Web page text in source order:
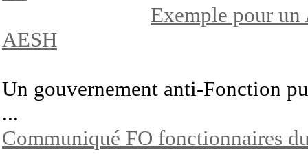
Exemple pour un
AESH
Un gouvernement anti-Fonction
...
Communiqué FO fonctionnaires